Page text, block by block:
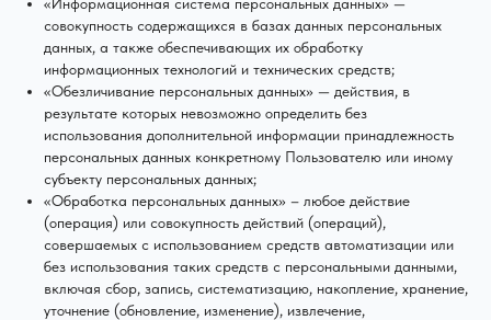
совокупность содержащихся в базах данных персональных
данных, а также обеспечивающих их обработку
информационных технологий и технических средств;
«Обезличивание персональных данных» — действия, в
результате которых невозможно определить без
использования дополнительной информации принадлежность
персональных данных конкретному Пользователю или иному
субъекту персональных данных;
«Обработка персональных данных» – любое действие
(операция) или совокупность действий (операций),
совершаемых с использованием средств автоматизации или
без использования таких средств с персональными данными,
включая сбор, запись, систематизацию, накопление, хранение,
уточнение (обновление, изменение), извлечение,